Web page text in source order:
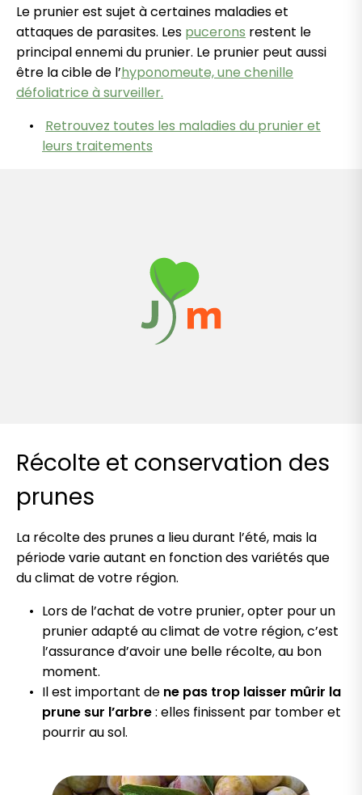
Le prunier est sujet à certaines maladies et
attaques de parasites. Les pucerons restent le
principal ennemi du prunier. Le prunier peut aussi
être la cible de l’hyponomeute, une chenille
défoliatrice à surveiller.
Retrouvez toutes les maladies du prunier et
leurs traitements
Récolte et conservation des
prunes
La récolte des prunes a lieu durant l’été, mais la
période varie autant en fonction des variétés que
du climat de votre région.
Lors de l’achat de votre prunier, opter pour un
prunier adapté au climat de votre région, c’est
l’assurance d’avoir une belle récolte, au bon
moment.
Il est important de ne pas trop laisser mûrir la
prune sur l’arbre: elles finissent par tomber et
pourrir au sol.